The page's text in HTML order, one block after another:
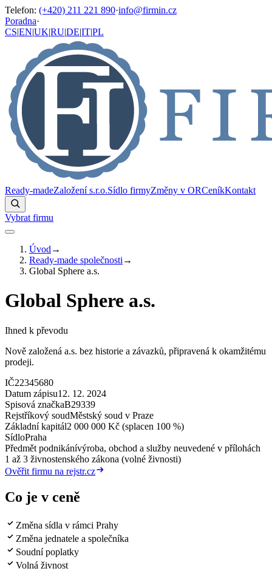
Telefon: (+420) 211 221 890·info@firmin.cz
Poradna·
CS|EN|UK|RU|DE|IT|PL
Ready-madeZaložení s.r.o.Sídlo firmyZměny v ORCeníkKontakt
Vybrat firmu
Úvod →
Ready-made společnosti →
Global Sphere a.s.
Global Sphere a.s.
Ihned k převodu
Nově založená a.s. bez historie a závazků, připravená k okamžitému
prodeji.
IČ22345680
Datum zápisu12. 12. 2024
Spisová značkaB29339
Rejstříkový soudMěstský soud v Praze
Základní kapitál2 000 000 Kč (splacen 100 %)
SídloPraha
Předmět podnikánívýroba, obchod a služby neuvedené v přílohách
1 až 3 živnostenského zákona (volné živnosti)
Ověřit firmu na rejstr.cz
Co je v ceně
Změna sídla v rámci Prahy
Změna jednatele a společníka
Soudní poplatky
Volná živnost